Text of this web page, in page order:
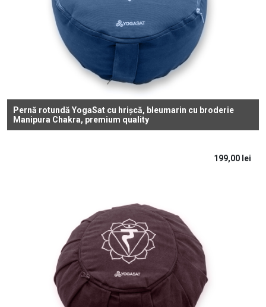
Pernă rotundă YogaSat cu hrișcă, bleumarin cu broderie
Manipura Chakra, premium quality
199,00 lei